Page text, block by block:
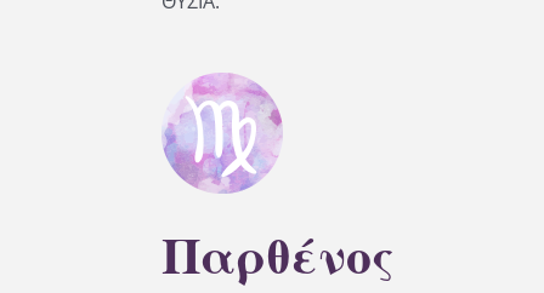
Παρθένος